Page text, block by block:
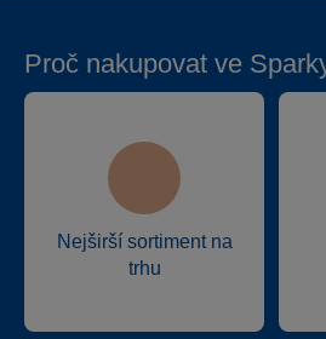
Proč nakupovat ve
Nejširší sortiment na
trhu